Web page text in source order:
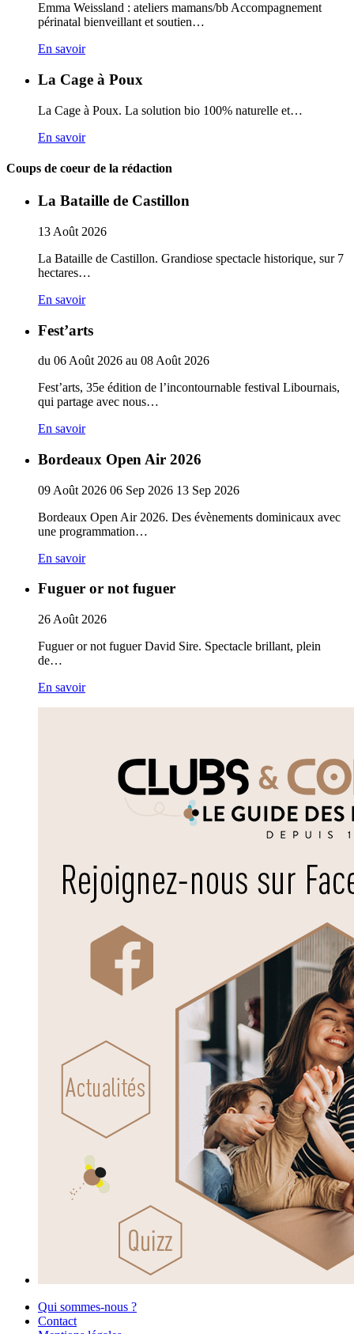
Emma Weissland : ateliers mamans/bb Accompagnement
périnatal bienveillant et soutien…
En savoir
La Cage à Poux
La Cage à Poux. La solution bio 100% naturelle et…
En savoir
Coups de coeur de la rédaction
La Bataille de Castillon
13 Août 2026
La Bataille de Castillon. Grandiose spectacle historique, sur 7
hectares…
En savoir
Fest’arts
du 06 Août 2026 au 08 Août 2026
Fest’arts, 35e édition de l’incontournable festival Libournais,
qui partage avec nous…
En savoir
Bordeaux Open Air 2026
09 Août 2026 06 Sep 2026 13 Sep 2026
Bordeaux Open Air 2026. Des évènements dominicaux avec
une programmation…
En savoir
Fuguer or not fuguer
26 Août 2026
Fuguer or not fuguer David Sire. Spectacle brillant, plein
de…
En savoir
Qui sommes-nous ?
Contact